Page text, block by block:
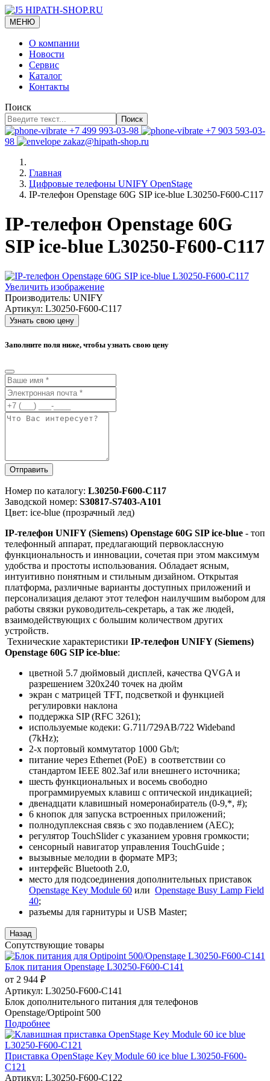
МЕНЮ
О компании
Новости
Сервис
Каталог
Контакты
Поиск
Поиск
+7 499 993-03-98
+7 903 593-03-
98
zakaz@hipath-shop.ru
Главная
Цифровые телефоны UNIFY OpenStage
IP-телефон Openstage 60G SIP ice-blue L30250-F600-C117
IP-телефон Openstage 60G
SIP ice-blue L30250-F600-C117
Увеличить изображение
Производитель: UNIFY
Артикул: L30250-F600-C117
Узнать свою цену
Заполните поля ниже, чтобы узнать свою цену
Отправить
Номер по каталогу: L30250-F600-C117
Заводской номер: S30817-S7403-A101
Цвет: ice-blue (прозрачный лед)
IP-телефон UNIFY (Siemens) Openstage 60G SIP ice-blue - топ
телефонный аппарат, предлагающий первоклассную
функциональность и инновации, сочетая при этом максимум
удобства и простоты использования. Обладает ясным,
интуитивно понятным и стильным дизайном. Открытая
платформа, различные варианты доступных приложений и
персонализация делают этот телефон наилучшим выбором для
работы связки руководитель-секретарь, а так же людей,
взаимодействующих с большим количеством других
устройств.
Технические характеристики IP-телефон UNIFY (Siemens)
Openstage 60G SIP ice-blue:
цветной 5.7 дюймовый дисплей, качества QVGA и
разрешением 320x240 точек на дюйм
экран с матрицей TFT, подсветкой и функцией
регулировки наклона
поддержка SIP (RFC 3261);
используемые кодеки: G.711/729AB/722 Wideband
(7kHz);
2-х портовый коммутатор 1000 Gb/t;
питание через Ethernet (PoE) в соответствии со
стандартом IEEE 802.3af или внешнего источника;
шесть функциональных и восемь свободно
программируемых клавиш с оптической индикацией;
двенадцати клавишный номеронабиратель (0-9,*, #);
6 кнопок для запуска встроенных приложений;
полнодуплексная связь с эхо подавлением (AEC);
регулятор TouchSlider с указанием уровня громкости;
сенсорный навигатор управления TouchGuide ;
вызывные мелодии в формате MP3;
интерфейс Bluetooth 2.0,
место для подсоединения дополнительных приставок
Openstage Key Module 60 или Openstage Busy Lamp Field
40;
разъемы для гарнитуры и USB Master;
Сопутствующие товары
Блок питания Openstage L30250-F600-C141
от 2 944 ₽
Артикул: L30250-F600-C141
Блок дополнительного питания для телефонов
Openstage/Optipoint 500
Подробнее
Приставка OpenStage Key Module 60 ice blue L30250-F600-
C121
Артикул: L30250-F600-C122